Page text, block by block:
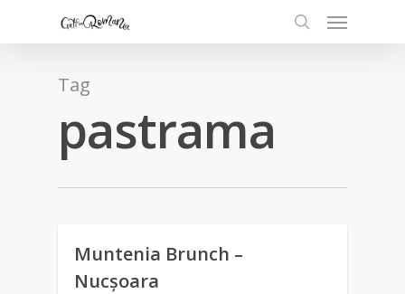
Tag
pastrama
Muntenia Brunch –
Nucșoara
0